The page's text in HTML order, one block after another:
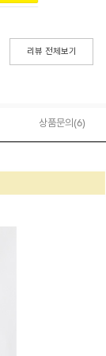
리뷰 전체보기
상품문의 (6)